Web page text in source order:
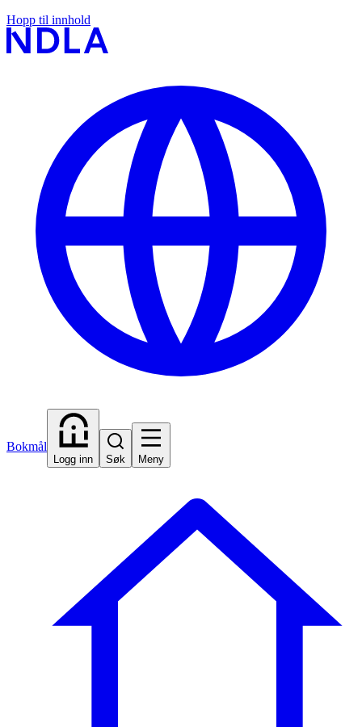
Hopp til innhold
Bokmål
Logg inn Søk Meny